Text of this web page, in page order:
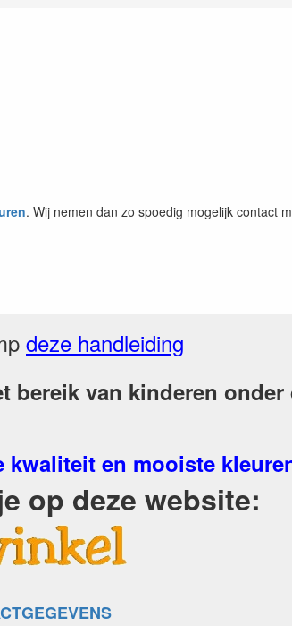
. Wij nemen dan zo spoedig mogelijk contact
deze handleiding
bereik van kinderen onder
kwaliteit en mooiste
op deze website: